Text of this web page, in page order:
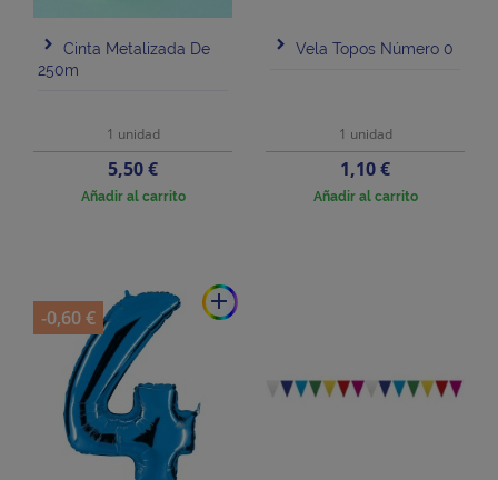
Cinta Metalizada De
250m
1 unidad
Precio
5,50 €
Añadir al carrito
Vela Topos Número 0
1 unidad
Precio
1,10 €
Añadir al carrito
add
-0,60 €